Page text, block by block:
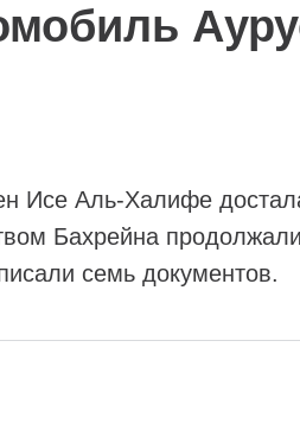
Исе Аль-Халифе
Бахрейна
семь документов.